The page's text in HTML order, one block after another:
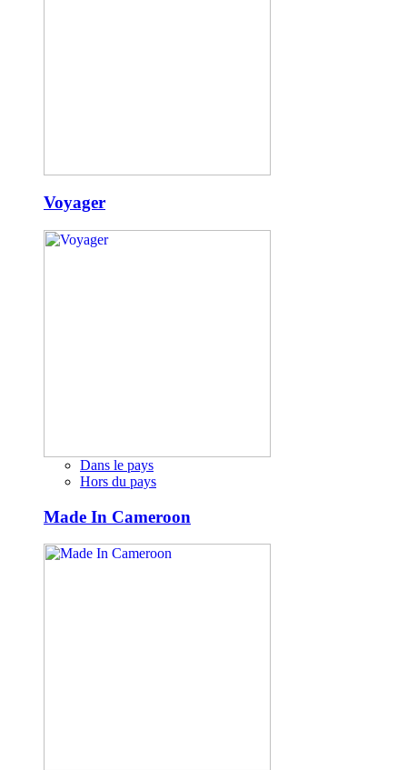
Voyager
Dans le pays
Hors du pays
Made In Cameroon